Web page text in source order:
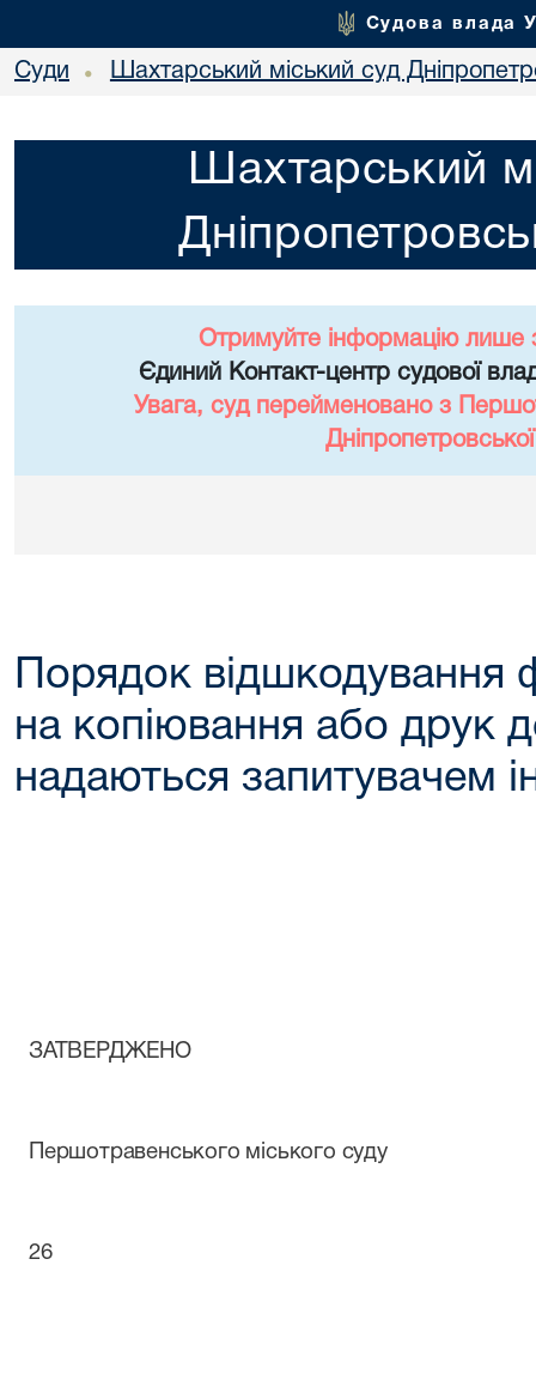
Судова влада
Суди • Шахтарський міський суд
Шахтарський
Отримуйте інформацію лише
Єдиний Контакт-центр судової
Увага, суд перейменовано з
Порядок відшкодування
на копіювання або друк
надаються запитувачем
ЗАТВЕРДЖЕНО
Першотравенського міського суду
26